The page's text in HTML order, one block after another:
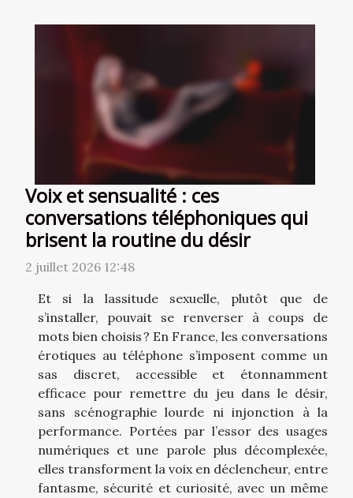
Voix et sensualité : ces
conversations téléphoniques qui
brisent la routine du désir
2 juillet 2026 12:48
Et si la lassitude sexuelle, plutôt que de
s’installer, pouvait se renverser à coups de
mots bien choisis ? En France, les conversations
érotiques au téléphone s’imposent comme un
sas discret, accessible et étonnamment
efficace pour remettre du jeu dans le désir,
sans scénographie lourde ni injonction à la
performance. Portées par l’essor des usages
numériques et une parole plus décomplexée,
elles transforment la voix en déclencheur, entre
fantasme, sécurité et curiosité, avec un même